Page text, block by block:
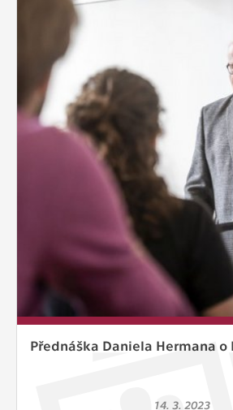
Přednáška Daniela Hermana
14. 3. 2023